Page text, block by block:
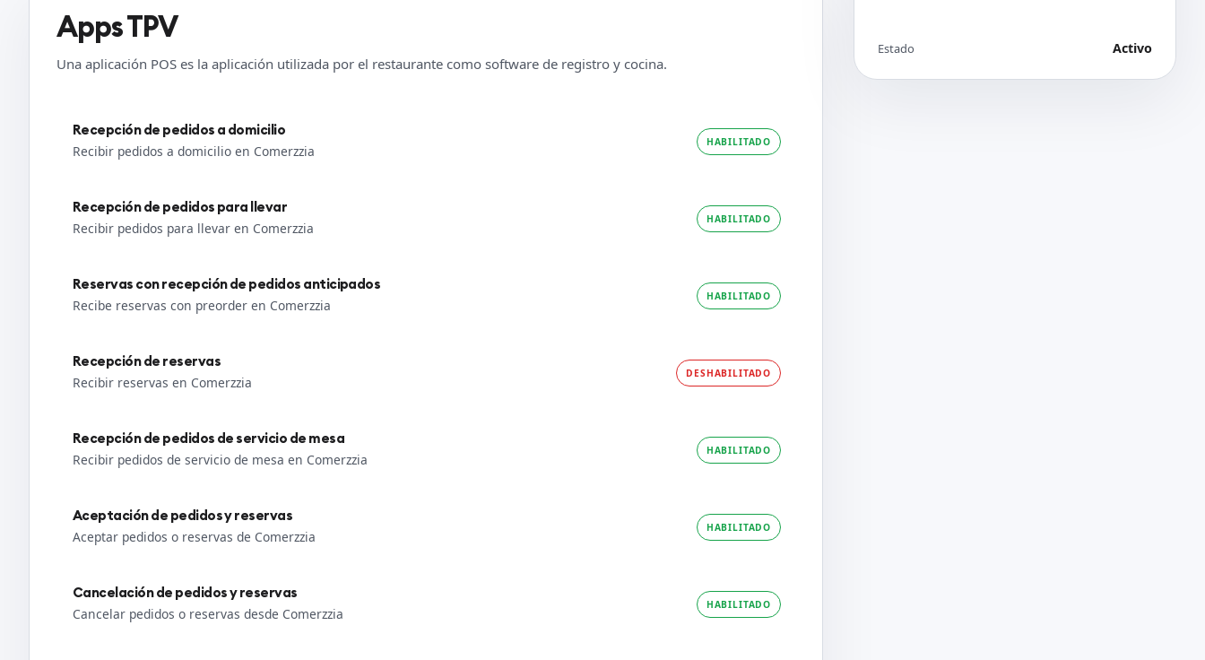
Apps TPV
Una aplicación POS es la aplicación utilizada por el restaurante como software de registro y cocina.
Recepción de pedidos a domicilio
Recibir pedidos a domicilio en Comerzzia
HABILITADO
Recepción de pedidos para llevar
Recibir pedidos para llevar en Comerzzia
HABILITADO
Reservas con recepción de pedidos anticipados
Recibe reservas con preorder en Comerzzia
HABILITADO
Recepción de reservas
Recibir reservas en Comerzzia
DESHABILITADO
Recepción de pedidos de servicio de mesa
Recibir pedidos de servicio de mesa en Comerzzia
HABILITADO
Aceptación de pedidos y reservas
Aceptar pedidos o reservas de Comerzzia
HABILITADO
Cancelación de pedidos y reservas
Cancelar pedidos o reservas desde Comerzzia
HABILITADO
Estado Activo